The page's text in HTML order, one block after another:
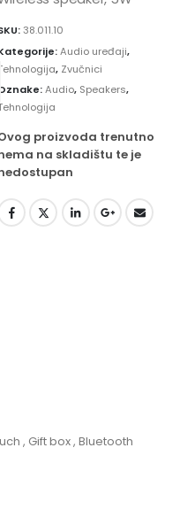
38.011.10
Audio uređaji,
Tehnologija, Zvučnici
Oznake:Audio, Speakers,
proizvoda trenutno
na skladištu te je
, Gift box , Bluetooth